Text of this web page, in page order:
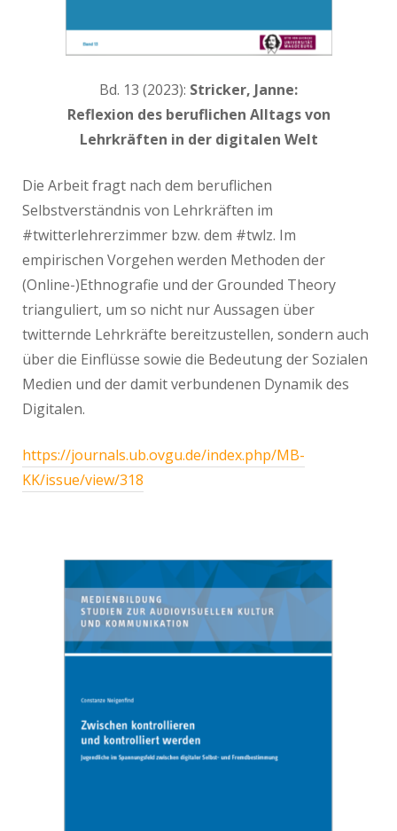
Bd. 13 (2023): Stricker, Janne:
Reflexion des beruflichen Alltags von
Lehrkräften in der digitalen Welt
Die Arbeit fragt nach dem beruflichen
Selbstverständnis von Lehrkräften im
#twitterlehrerzimmer bzw. dem #twlz. Im
empirischen Vorgehen werden Methoden der
(Online-)Ethnografie und der Grounded Theory
trianguliert, um so nicht nur Aussagen über
twitternde Lehrkräfte bereitzustellen, sondern auch
über die Einflüsse sowie die Bedeutung der Sozialen
Medien und der damit verbundenen Dynamik des
Digitalen.
https://journals.ub.ovgu.de/index.php/MB-
KK/issue/view/318